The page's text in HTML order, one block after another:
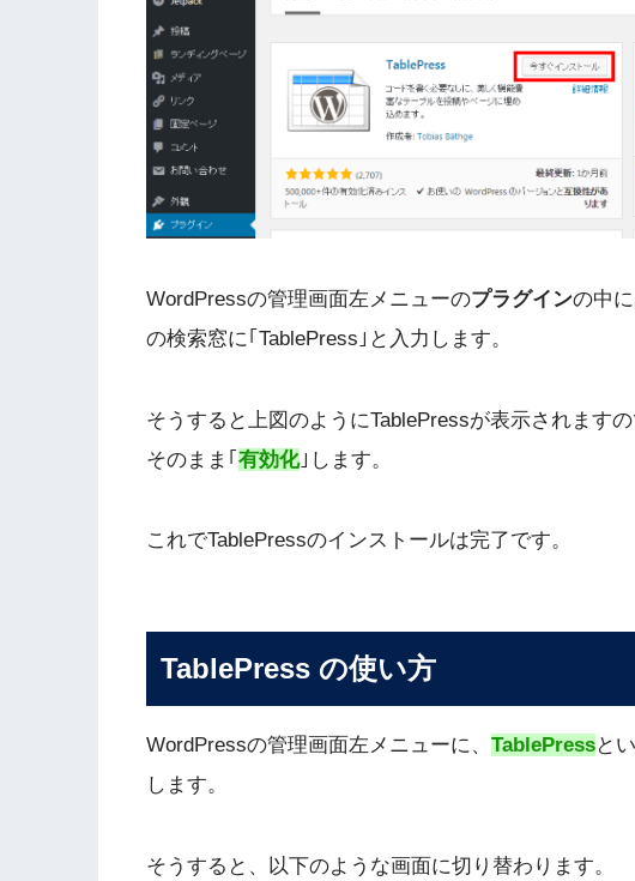
WordPressの管理画面左メニューのプラグインの中
の検索窓に｢TablePress｣と入力します。
そうすると上図のようにTablePressが表示されますの
そのまま｢ 有効化｣します。
これでTablePressのインストールは完了です。
TablePress の使い方
WordPressの管理画面左メニューに、 TablePressと
します。
そうすると、以下のような画面に切り替わります。